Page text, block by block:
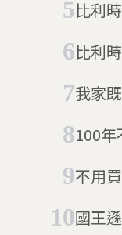
比利
我家
不用
蛋與
國王